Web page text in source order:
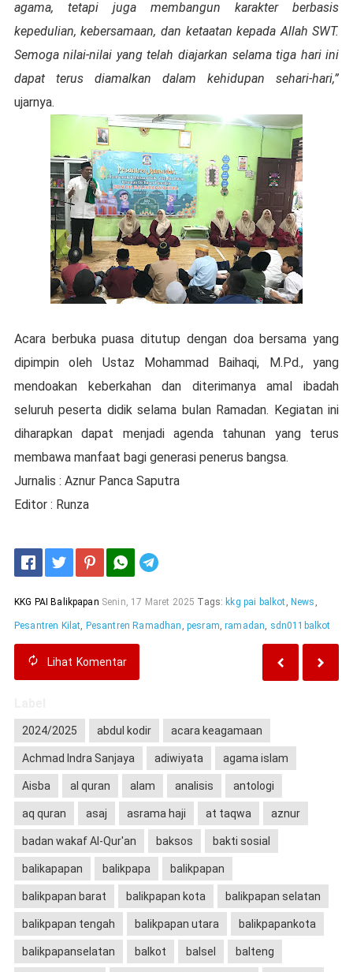
agama, tetapi juga membangun karakter berbasis
kepedulian, kebersamaan, dan ketaatan kepada Allah SWT.
Semoga nilai-nilai yang telah diajarkan selama tiga hari ini
dapat terus diamalkan dalam kehidupan sehari-hari,”
ujarnya.
Acara berbuka puasa ditutup dengan doa bersama yang
dipimpin oleh Ustaz Mohammad Baihaqi, M.Pd., yang
mendoakan keberkahan dan diterimanya amal ibadah
seluruh peserta didik selama bulan Ramadan. Kegiatan ini
diharapkan dapat menjadi agenda tahunan yang terus
membawa manfaat bagi generasi penerus bangsa.
Jurnalis : Aznur Panca Saputra
Editor : Runza
KKG PAI Balikpapan Senin, 17 Maret 2025 Tags: kkg pai balkot, News ,
Pesantren Kilat, Pesantren Ramadhan , pesram,ramadan, sdn011balkot
Lihat Komentar
2024/2025 abdul kodir acara keagamaan
Achmad Indra Sanjaya adiwiyata agama islam
Aisba al quran alam analisis antologi
aq quran asaj asrama haji at taqwa aznur
badan wakaf Al-Qur'an baksos bakti sosial
balikapapan balikpapa balikpapan
balikpapan barat balikpapan kota balikpapan selatan
balikpapan tengah balikpapan utara balikpapankota
balikpapanselatan balkot balsel balteng